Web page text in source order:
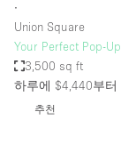
Art Gallery
Atelier /
Boat
∙
Union Square
Your Perfect Pop-
3,500 sq ft
하루에 $4,440부터
추천